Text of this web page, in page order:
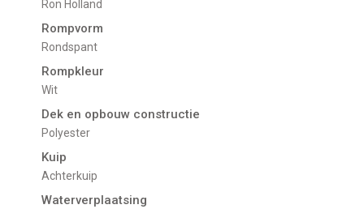
Ron Holland
Rompvorm
Rondspant
Rompkleur
Wit
Dek en opbouw constructie
Polyester
Kuip
Achterkuip
Waterverplaatsing